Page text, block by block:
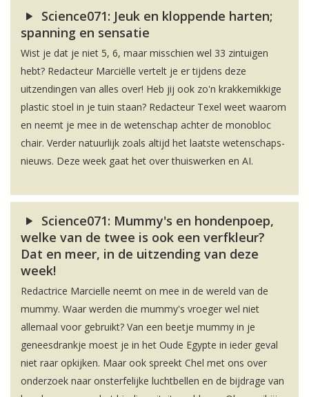
Science071: Jeuk en kloppende harten;
spanning en sensatie
Wist je dat je niet 5, 6, maar misschien wel 33 zintuigen
hebt? Redacteur Marciëlle vertelt je er tijdens deze
uitzendingen van alles over! Heb jij ook zo'n krakkemikkige
plastic stoel in je tuin staan? Redacteur Texel weet waarom
en neemt je mee in de wetenschap achter de monobloc
chair. Verder natuurlijk zoals altijd het laatste wetenschaps-
nieuws. Deze week gaat het over thuiswerken en AI.
Science071: Mummy's en hondenpoep,
welke van de twee is ook een verfkleur?
Dat en meer, in de uitzending van deze
week!
Redactrice Marcielle neemt on mee in de wereld van de
mummy. Waar werden die mummy's vroeger wel niet
allemaal voor gebruikt? Van een beetje mummy in je
geneesdrankje moest je in het Oude Egypte in ieder geval
niet raar opkijken. Maar ook spreekt Chel met ons over
onderzoek naar onsterfelijke luchtbellen en de bijdrage van